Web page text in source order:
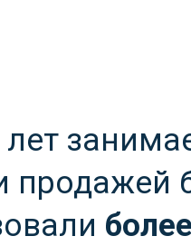
продажей